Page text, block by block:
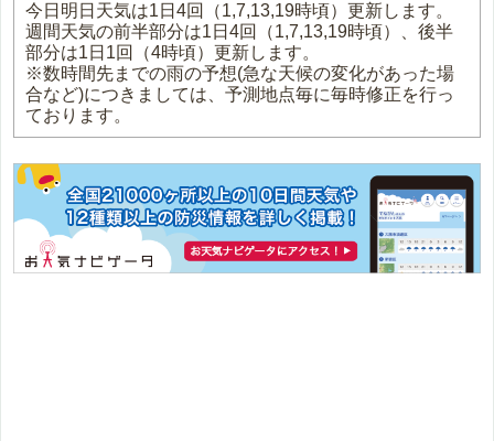
今日明日天気は1日4回（1,7,13,19時頃）更新します。
週間天気の前半部分は1日4回（1,7,13,19時頃）、後半
部分は1日1回（4時頃）更新します。
※数時間先までの雨の予想(急な天候の変化があった場
合など)につきましては、予測地点毎に毎時修正を行っ
ております。